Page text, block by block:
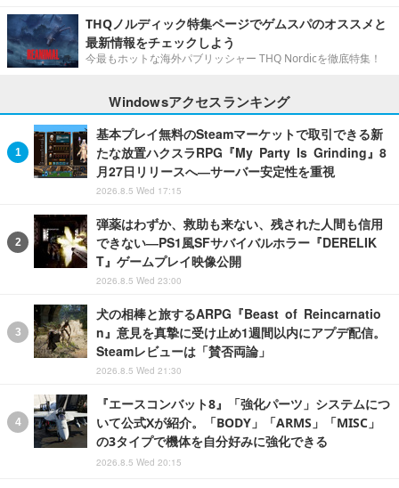
THQノルディック特集ページでゲムスパのオススメと
最新情報をチェックしよう
今最もホットな海外パブリッシャー THQ Nordicを徹底特集！
Windowsアクセスランキング
基本プレイ無料のSteamマーケットで取引できる新
たな放置ハクスラRPG『My Party Is Grinding』8
月27日リリースへ―サーバー安定性を重視
2026.8.5 Wed 17:15
弾薬はわずか、救助も来ない、残された人間も信用
できない―PS1風SFサバイバルホラー『DERELIK
T』ゲームプレイ映像公開
2026.8.5 Wed 23:00
犬の相棒と旅するARPG『Beast of Reincarnatio
n』意見を真摯に受け止め1週間以内にアプデ配信。
Steamレビューは「賛否両論」
2026.8.5 Wed 21:30
『エースコンバット8』「強化パーツ」システムにつ
いて公式Xが紹介。「BODY」「ARMS」「MISC」
の3タイプで機体を自分好みに強化できる
2026.8.5 Wed 20:15